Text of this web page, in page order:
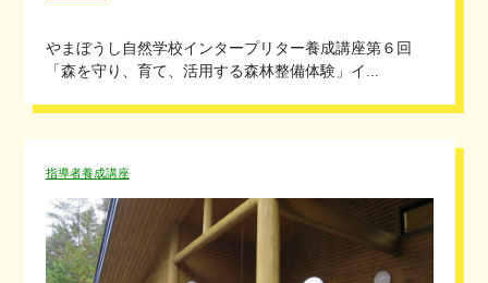
やまぼうし自然学校インタープリター養成講座第６回
「森を守り、育て、活用する森林整備体験」イ...
指導者養成講座